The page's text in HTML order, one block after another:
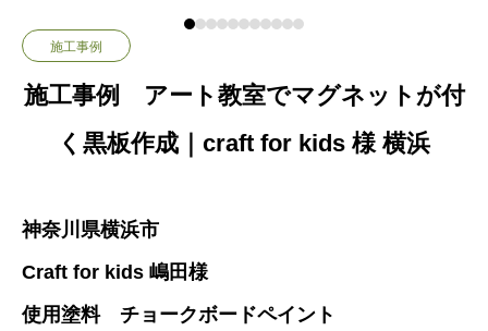
施工事例
施工事例 アート教室でマグネットが付
く黒板作成｜craft for kids 様 横浜
神奈川県横浜市
Craft for kids 嶋田様
使用塗料 チョークボードペイント